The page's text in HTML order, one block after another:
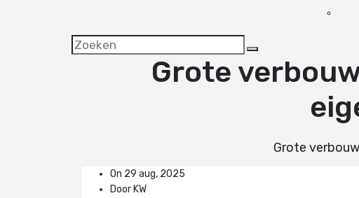
Grote
Grote
On 29 aug, 2025
Door KW